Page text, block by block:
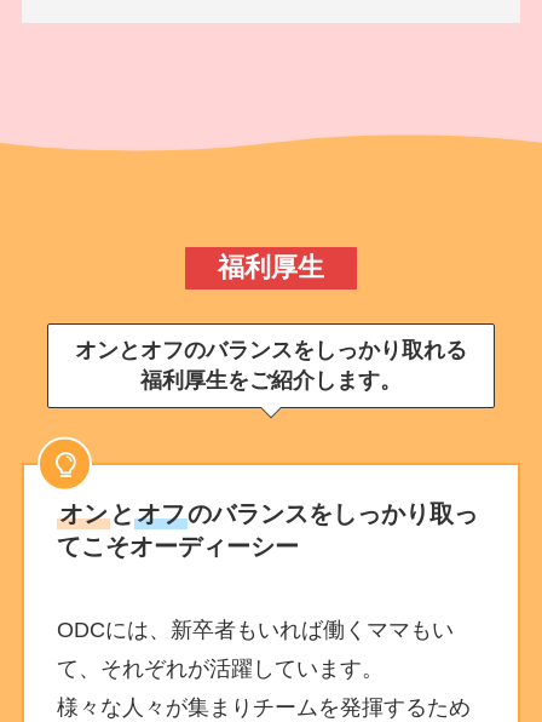
福利厚生
オンとオフのバランスをしっかり取れる
福利厚生をご紹介します。
オンと オフのバランスをしっかり取っ
てこそオーディーシー
ODCには、新卒者もいれば働くママもい
て、それぞれが活躍しています。
様々な人々が集まりチームを発揮するため